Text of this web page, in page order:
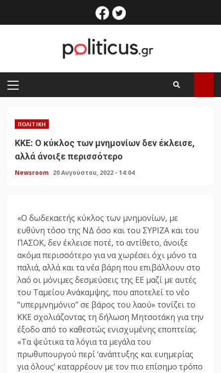
facebook
PRIMARY
MENU
ΠΟΛΙΤΙΚΉ
ΚΚΕ: Ο κύκλος των μνημονίων δεν έκλεισε,
αλλά άνοιξε περισσότερο
Newsroom 20 Αυγούστου, 2022 - 14:04
«Ο δωδεκαετής κύκλος των μνημονίων, με
ευθύνη τόσο της ΝΔ όσο και του ΣΥΡΙΖΑ και του
ΠΑΣΟΚ, δεν έκλεισε ποτέ, το αντίθετο, άνοιξε
ακόμα περισσότερο για να χωρέσει όχι μόνο τα
παλιά, αλλά και τα νέα βάρη που επιβάλλουν στο
λαό οι μόνιμες δεσμεύσεις της ΕΕ μαζί με αυτές
του Ταμείου Ανάκαμψης, που αποτελεί το νέο
”υπερμνημόνιο” σε βάρος του λαού» τονίζει το
ΚΚΕ σχολιάζοντας τη δήλωση Μητσοτάκη για την
έξοδο από το καθεστώς ενισχυμένης εποπτείας.
«Τα ψεύτικα τα λόγια τα μεγάλα του
πρωθυπουργού περί ‘ανάπτυξης και ευημερίας
για όλους’ καταρρέουν με τον πιο επίσημο τρόπο